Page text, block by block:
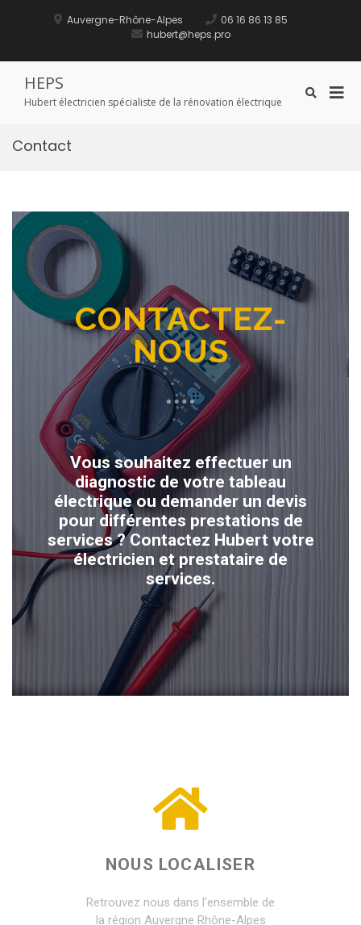
Auvergne-Rhône-Alpes
06 16 86 13 85
hubert@heps.pro
HEPS
Hubert électricien spécialiste de la rénovation électrique
Contact
CONTACTEZ-
NOUS
Vous souhaitez effectuer un
diagnostic de votre tableau
électrique ou demander un devis
pour différentes prestations de
services ? Contactez Hubert votre
électricien et prestataire de
services.
NOUS LOCALISER
Retrouvez nous dans l'ensemble de
la région Auvergne Rhône-Alpes